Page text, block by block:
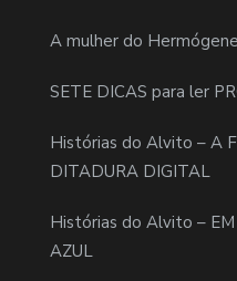
A mulher do
SETE DICAS para ler
Histórias do Alvito – A
DITADURA DIGITAL
Histórias do Alvito –
AZUL